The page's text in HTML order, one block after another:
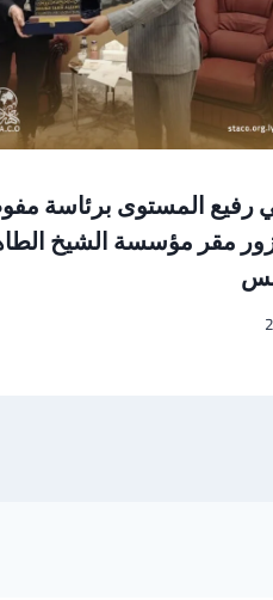
رفيع المستوى برئاسة
مقر مؤسسة الشيخ